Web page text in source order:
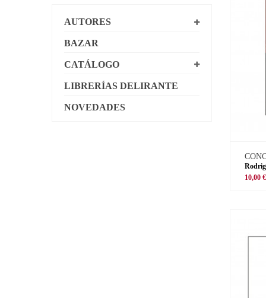
AUTORES
BAZAR
CATÁLOGO
LIBRERÍAS DELIRANTE
NOVEDADES
10,00 €